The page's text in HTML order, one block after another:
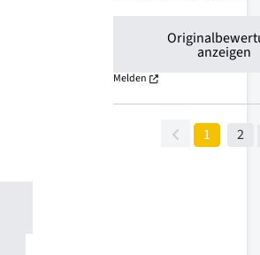
anzeigen
Melden
1 2